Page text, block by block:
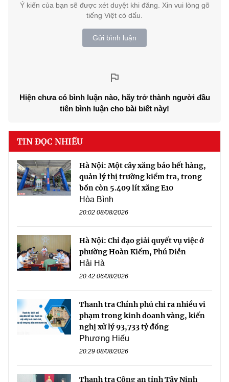
Ý kiến của bạn sẽ được xét duyệt khi đăng. Xin vui lòng gõ
tiếng Việt có dấu.
Gửi bình luận
Hiện chưa có bình luận nào, hãy trở thành người đầu
tiên bình luận cho bài biết này!
TIN ĐỌC NHIỀU
Hà Nội: Một cây xăng báo hết hàng,
quản lý thị trường kiểm tra, trong
bồn còn 5.409 lít xăng E10
Hòa Bình
20:02 08/08/2026
Hà Nội: Chỉ đạo giải quyết vụ việc ở
phường Hoàn Kiếm, Phú Diễn
Hải Hà
20:42 06/08/2026
Thanh tra Chính phủ chỉ ra nhiều vi
phạm trong kinh doanh vàng, kiến
nghị xử lý 93,733 tỷ đồng
Phương Hiếu
20:29 08/08/2026
Thanh tra Công an tỉnh Tây Ninh